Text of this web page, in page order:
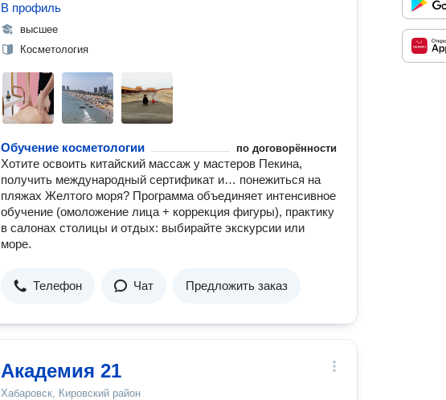
В профиль
высшее
Косметология
Обучение косметологии по договорённости
Хотите освоить китайский массаж у мастеров Пекина,
получить международный сертификат и… понежиться на
пляжах Желтого моря? Программа объединяет интенсивное
обучение (омоложение лица + коррекция фигуры), практику
в салонах столицы и отдых: выбирайте экскурсии или
море.
Телефон Чат Предложить заказ
Академия 21
Хабаровск, Кировский район